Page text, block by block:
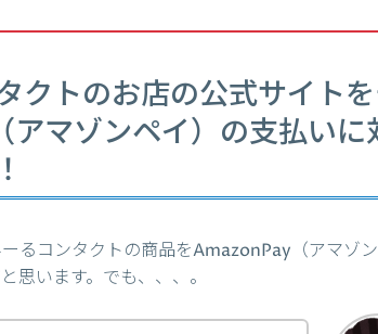
クトのお店の公式サイト
マゾンペイ）の支払いに
るコンタクトの商品をAmazonPay（アマゾ
思います。でも、、、。